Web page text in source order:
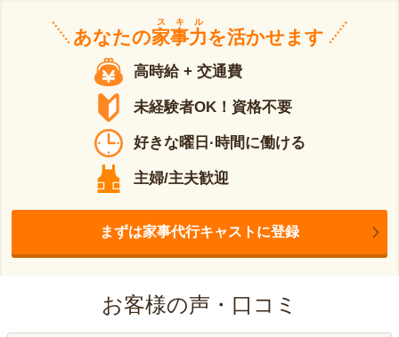
あなたの家事力
スキル
を活かせます
高時給 + 交通費
未経験者OK！資格不要
好きな曜日·時間に働ける
主婦/主夫歓迎
まずは家事代行キャストに登録
お客様の声・口コミ